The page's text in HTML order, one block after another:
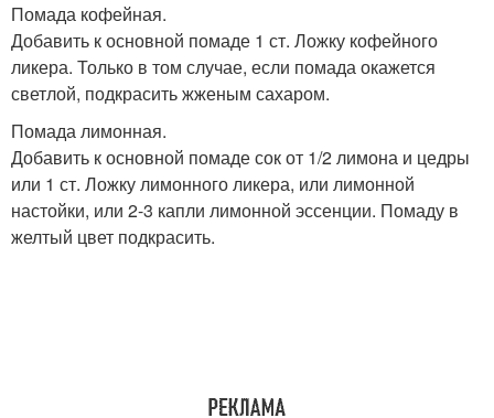
Помада кофейная.
Добавить к основной помаде 1 ст. Ложку кофейного
ликера. Только в том случае, если помада окажется
светлой, подкрасить жженым сахаром.
Помада лимонная.
Добавить к основной помаде сок от 1/2 лимона и цедры
или 1 ст. Ложку лимонного ликера, или лимонной
настойки, или 2-3 капли лимонной эссенции. Помаду в
желтый цвет подкрасить.